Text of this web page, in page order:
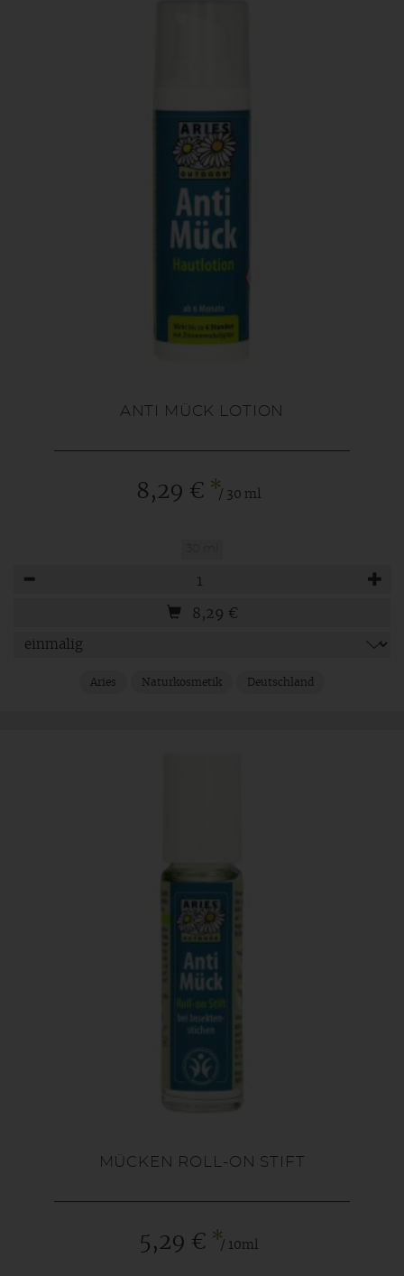
ANTI MÜCK LOTION
8,29 € */ 30 ml
8,29 €
Aries Naturkosmetik Deutschland
MÜCKEN ROLL-ON STIFT
5,29 € */ 10ml